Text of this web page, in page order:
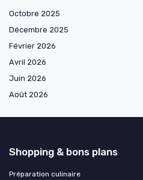
Octobre 2025
Décembre 2025
Février 2026
Avril 2026
Juin 2026
Août 2026
Shopping & bons plans
Préparation culinaire